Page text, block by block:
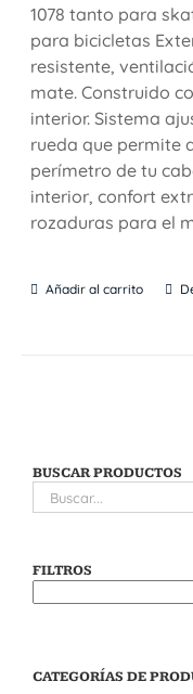
1078 tanto para
para bicicletas
resistente,
mate. Construido
interior. Sistema
rueda que permite
perímetro de tu
interior, confort
rozaduras para el
Añadir al carrito
BUSCAR PRODUCTOS
FILTROS
CATEGORÍAS DE